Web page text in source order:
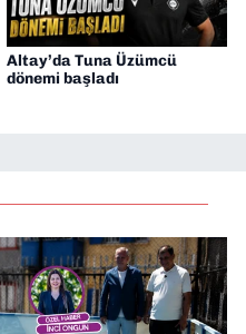
Altay’da Tuna Üzümcü
dönemi başladı